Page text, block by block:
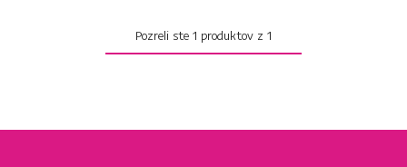
Pozreli ste 1 produktov z 1